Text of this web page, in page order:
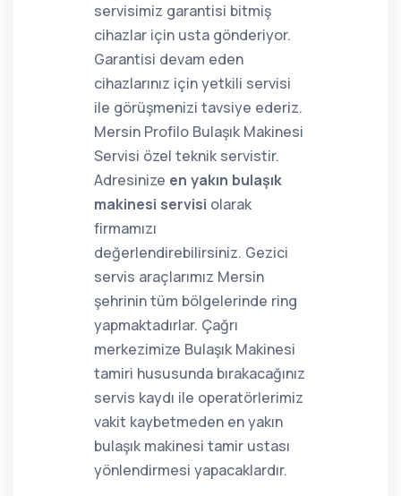
servisimiz garantisi bitmiş
cihazlar için usta gönderiyor.
Garantisi devam eden
cihazlarınız için yetkili servisi
ile görüşmenizi tavsiye ederiz.
Mersin Profilo Bulaşık Makinesi
Servisi özel teknik servistir.
Adresinize en yakın bulaşık
makinesi servisi olarak
firmamızı
değerlendirebilirsiniz. Gezici
servis araçlarımız Mersin
şehrinin tüm bölgelerinde ring
yapmaktadırlar. Çağrı
merkezimize Bulaşık Makinesi
tamiri hususunda bırakacağınız
servis kaydı ile operatörlerimiz
vakit kaybetmeden en yakın
bulaşık makinesi tamir ustası
yönlendirmesi yapacaklardır.